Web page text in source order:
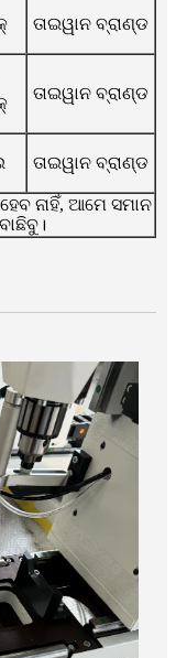
ତାଇୱାନ ବ୍ରାଣ୍ଡ
ତାଇୱାନ ବ୍ରାଣ୍ଡ
ତାଇୱାନ ବ୍ରାଣ୍ଡ
ନାହିଁ, ଆମେ ସମାନ